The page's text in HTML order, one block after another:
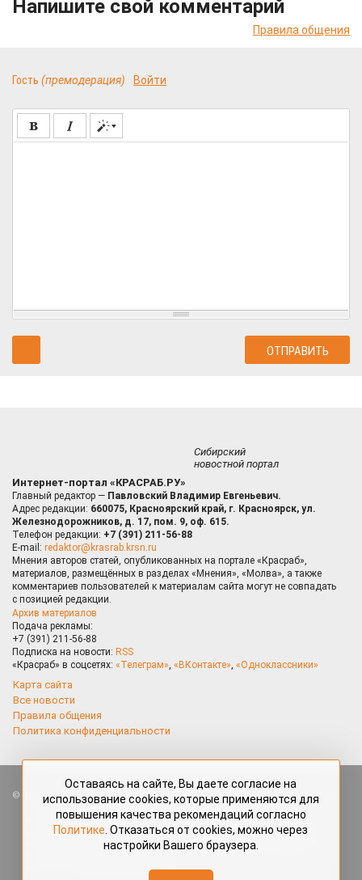
Напишите свой комментарий
Правила общения
Гость (премодерация) Войти
Сибирский
новостной портал
Интернет-портал «КРАСРАБ.РУ»
Главный редактор — Павловский Владимир Евгеньевич.
Адрес редакции: 660075, Красноярский край, г. Красноярск, ул.
Железнодорожников, д. 17, пом. 9, оф. 615.
Телефон редакции: +7 (391) 211-56-88
E-mail: redaktor@krasrab.krsn.ru
Мнения авторов статей, опубликованных на портале «Красраб»,
материалов, размещённых в разделах «Мнения», «Молва», а также
комментариев пользователей к материалам сайта могут не совпадать
с позицией редакции.
Архив материалов
Подача рекламы:
+7 (391) 211-56-88
Подписка на новости: RSS
«Красраб» в соцсетях: «Телеграм», «ВКонтакте», «Одноклассники»
Карта сайта
Все новости
Правила общения
Политика конфиденциальности
Все права защищены. Любые материалы, размещённые на портале
«Красраб.ру» сотрудниками редакции, нештатными авторами
и читателями, являются объектами авторского права. Полное или
частичное использование материалов, размещённых на портале
«Красраб.ру», допускается только с письменного согласия редакции
redaktor@krasrab.krsn.ru.
Оставаясь на сайте, Вы даете согласие на
использование cookies, которые применяются для
повышения качества рекомендаций согласно
Политике . Отказаться от cookies, можно через
настройки Вашего браузера.